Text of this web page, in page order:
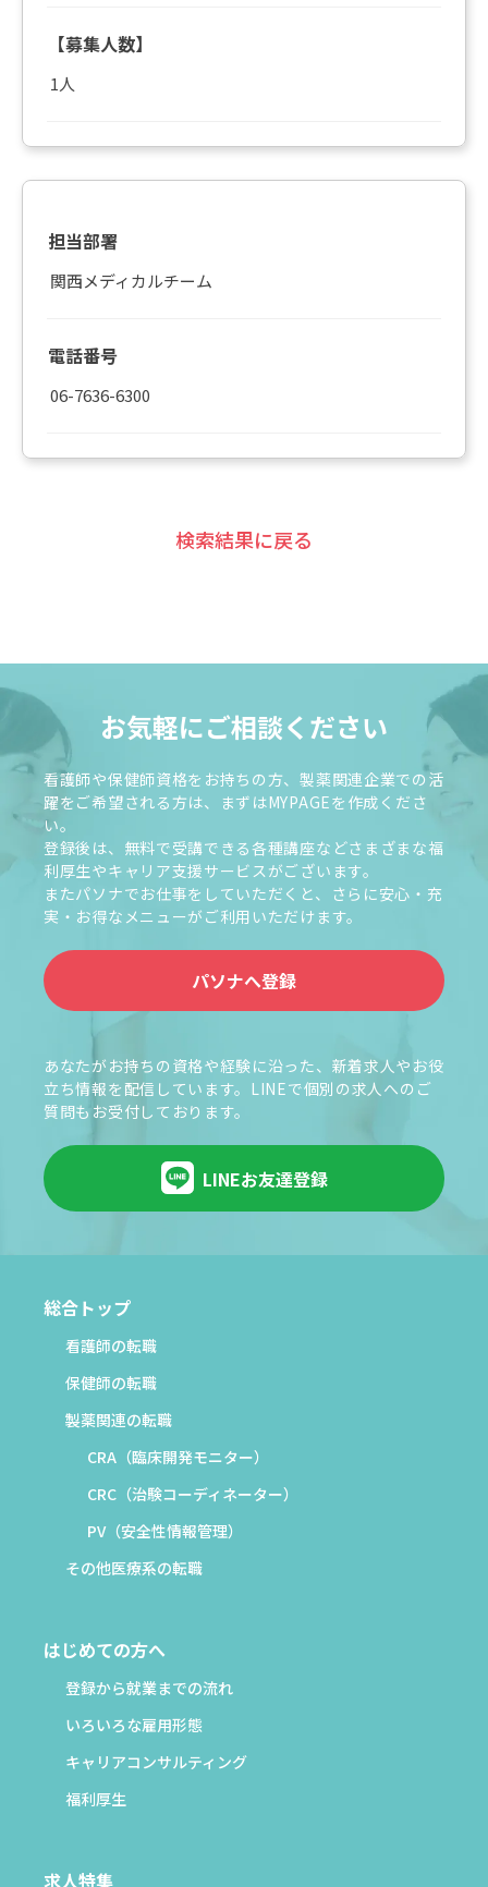
【募集人数】
1人
担当部署
関西メディカルチーム
電話番号
06-7636-6300
検索結果に戻る
お気軽にご相談ください
看護師や保健師資格をお持ちの方、製薬関連企業での活
躍をご希望される方は、まずはMYPAGEを作成くださ
い。
登録後は、無料で受講できる各種講座などさまざまな福
利厚生やキャリア支援サービスがございます。
またパソナでお仕事をしていただくと、さらに安心・充
実・お得なメニューがご利用いただけます。
パソナへ登録
あなたがお持ちの資格や経験に沿った、新着求人やお役
立ち情報を配信しています。LINEで個別の求人へのご
質問もお受付しております。
LINEお友達登録
総合トップ
看護師の転職
保健師の転職
製薬関連の転職
CRA（臨床開発モニター）
CRC（治験コーディネーター）
PV（安全性情報管理）
その他医療系の転職
はじめての方へ
登録から就業までの流れ
いろいろな雇用形態
キャリアコンサルティング
福利厚生
求人特集